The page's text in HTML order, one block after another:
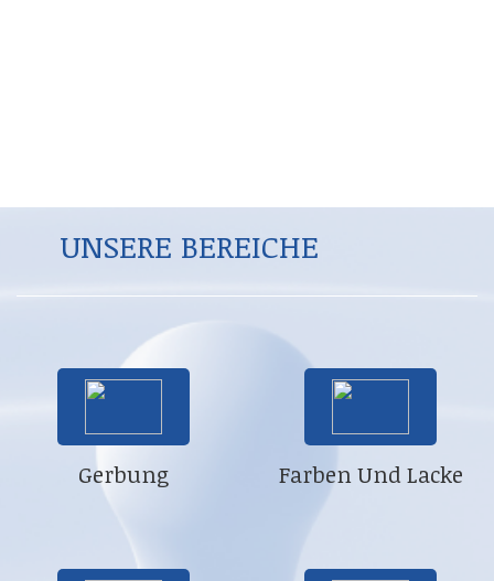
UNSERE BEREICHE
Gerbung Farben Und Lacke